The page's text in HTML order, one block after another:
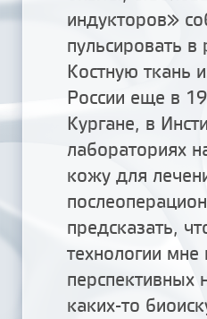
индукторов»
пульсировать
Костную ткань
России еще в
Кургане, в
лабораториях
кожу для
предсказать,
технологии
перспективных
каких-то